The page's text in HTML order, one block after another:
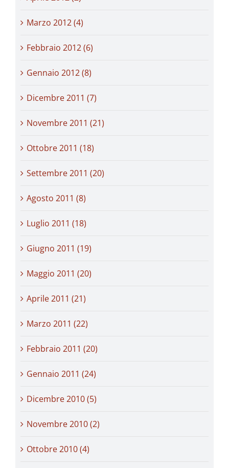
Marzo 2012 (4)
Febbraio 2012 (6)
Gennaio 2012 (8)
Dicembre 2011 (7)
Novembre 2011 (21)
Ottobre 2011 (18)
Settembre 2011 (20)
Agosto 2011 (8)
Luglio 2011 (18)
Giugno 2011 (19)
Maggio 2011 (20)
Aprile 2011 (21)
Marzo 2011 (22)
Febbraio 2011 (20)
Gennaio 2011 (24)
Dicembre 2010 (5)
Novembre 2010 (2)
Ottobre 2010 (4)